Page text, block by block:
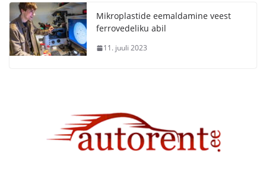
Mikroplastide eemaldamine veest
ferrovedeliku abil
11. juuli 2023